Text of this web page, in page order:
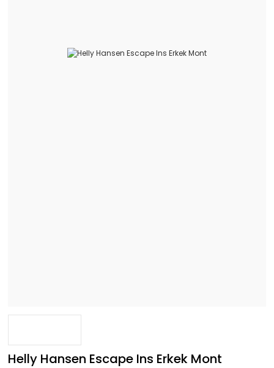
Helly Hansen Escape Ins Erkek Mont